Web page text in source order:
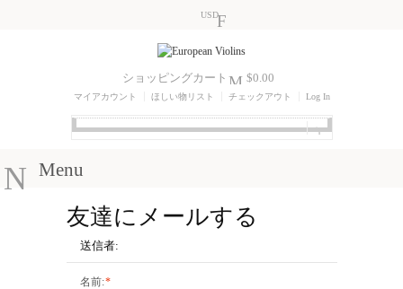
USD
ショッピングカート $0.00
マイアカウント ほしい物リスト チェックアウト Log In
Menu
友達にメールする
送信者:
*
名前: